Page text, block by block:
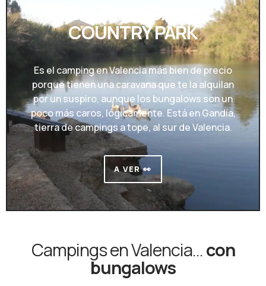
CAMPING OASIS
COUNTRY PARK
Es el camping en Valencia más bien de precio
porque tienen una caravana que te la alquilan
por un suspiro, aunque los bungalows son un
poco más caros, lógicamente. Está en Gandía,
tierra de campings a tope, al sur de Valencia.
A VER 👀
Campings en Valencia...con
bungalows